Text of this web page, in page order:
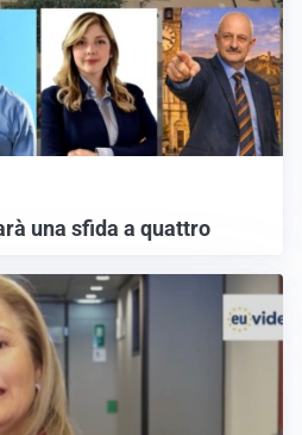
una sfida a quattro